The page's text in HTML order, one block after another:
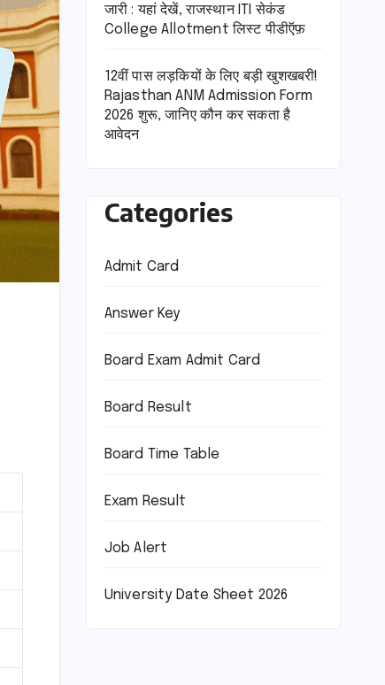
जारी : यहां देखें, राजस्थान ITI सेकंड
College Allotment लिस्ट पीडीऍफ़
12वीं पास लड़कियों के लिए बड़ी खुशखबरी!
Rajasthan ANM Admission Form
2026 शुरू, जानिए कौन कर सकता है
आवेदन
Categories
Admit Card
Answer Key
Board Exam Admit Card
Board Result
Board Time Table
Exam Result
Job Alert
University Date Sheet 2026